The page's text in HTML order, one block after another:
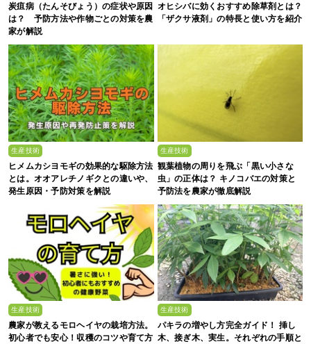
炭疽病（たんそびょう）の症状や原因
は？ 予防方法や作物ごとの対策を農
家が解説
オヒシバに効くおすすめ除草剤とは？
「ザクサ液剤」の特長と使い方を紹介
生産技術
ヒメムカシヨモギの効果的な駆除方法
とは。オオアレチノギクとの違いや、
発生原因・予防対策を解説
生産技術
観葉植物の周りを飛ぶ「黒い小さな
虫」の正体は？ キノコバエの対策と
予防法を農家が徹底解説
生産技術
農家が教えるモロヘイヤの栽培方法。
初心者でも安心！収穫のコツや育て方
生産技術
パキラの増やし方完全ガイド！ 挿し
木、接ぎ木、実生。それぞれの手順と